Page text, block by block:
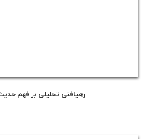
رهیافتی تحلیلی بر فهم